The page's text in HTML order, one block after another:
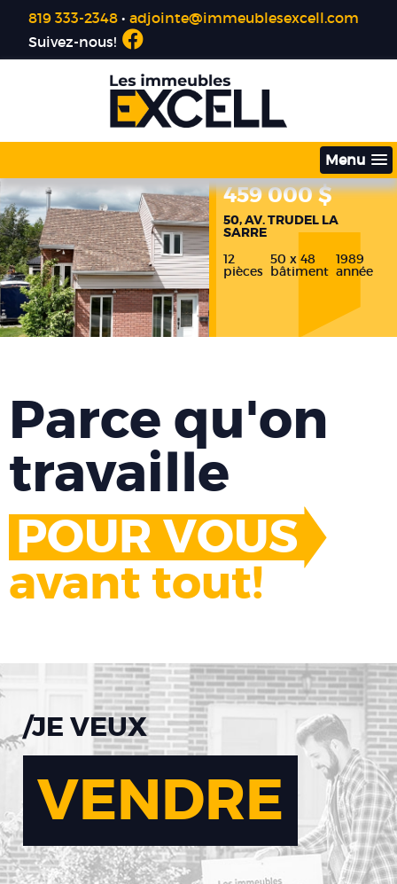
819 333-2348 •adjointe@immeublesexcell.com
Suivez-nous!
Menu
459 000 $
50, AV. TRUDEL LA
SARRE
12
pièces
50 x 48
bâtiment
1989
année
439 000 $
439, RUE DU PARC LA
SARRE
12
pièces
48 x 40
bâtiment
1960
année
Parce qu'on
travaille
POUR VOUS
avant tout!
/JE VEUX
VENDRE